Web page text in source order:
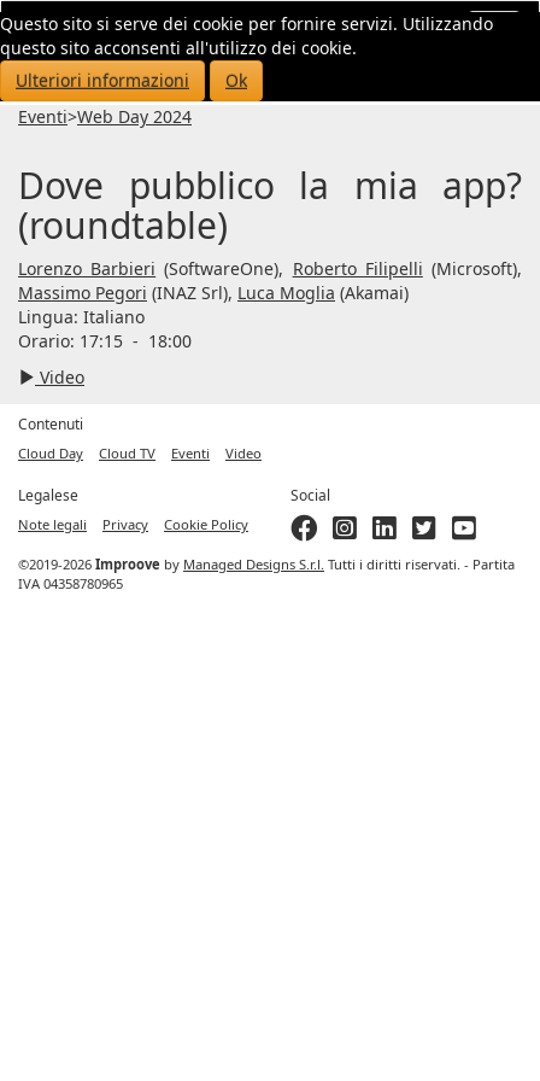
Questo sito si serve dei cookie per fornire servizi. Utilizzando
questo sito acconsenti all'utilizzo dei cookie.
Ulteriori informazioni
Ok
Eventi>Web Day 2024
Dove pubblico la mia app?
(roundtable)
Lorenzo Barbieri (SoftwareOne), Roberto Filipelli (Microsoft),
Massimo Pegori (INAZ Srl), Luca Moglia (Akamai)
Lingua: Italiano
Orario: 17:15 - 18:00
Video
Contenuti
Cloud Day Cloud TV Eventi Video
Legalese
Note legali Privacy Cookie Policy
Social
©2019-2026 Improove by Managed Designs S.r.l. Tutti i diritti riservati. - Partita
IVA 04358780965